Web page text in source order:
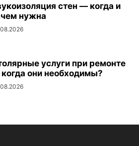
стен — когда и
нужна
услуги при ремонте
они необходимы?